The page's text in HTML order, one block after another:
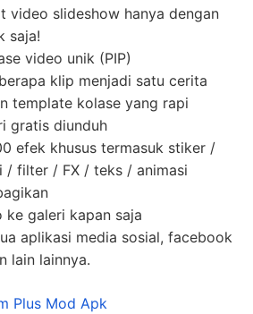
video slideshow hanya dengan
saja!
video unik (PIP)
klip menjadi satu cerita
template kolase yang rapi
gratis diunduh
efek khusus termasuk stiker /
/ filter / FX / teks / animasi
ke galeri kapan saja
aplikasi media sosial, facebook
lain lainnya.
Plus Mod Apk